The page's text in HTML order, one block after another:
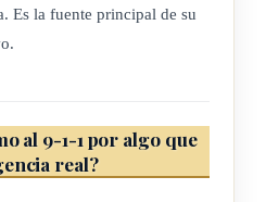
Es la fuente principal de su
al 9-1-1 por algo que
real?